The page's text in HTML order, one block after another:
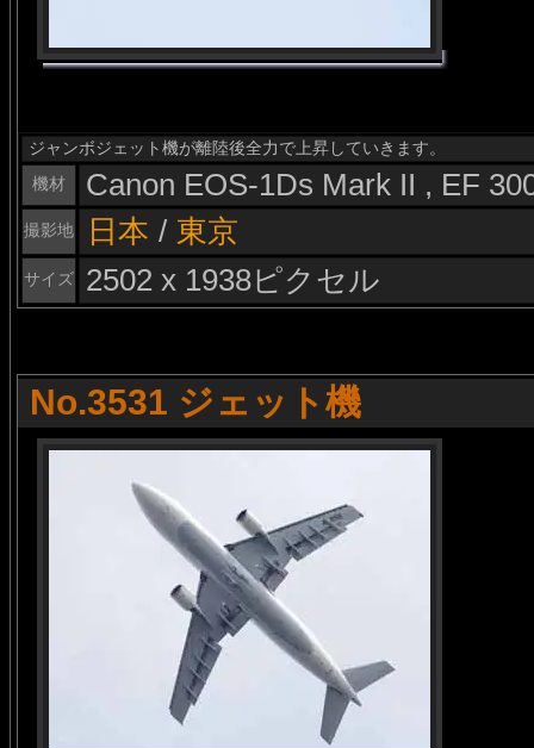
ジャンボジェット機が離陸後全力で上昇していきます。
機材
Canon EOS-1Ds Mark II , EF
撮影地 日本 / 東京
サイズ 2502 x 1938ピクセル
No.3531 ジェット機